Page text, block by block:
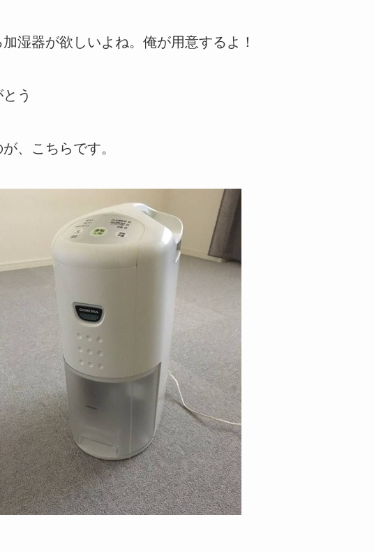
湿器が欲しいよね。俺が用意するよ！
う
、こちらです。